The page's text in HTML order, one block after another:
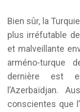
Bien sûr, la
plus irréfutable
et malveillante
arméno-turque
dernière est
l’Azerbaïdjan.
conscientes que